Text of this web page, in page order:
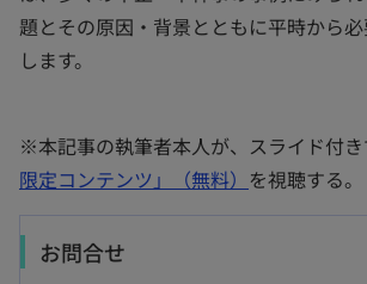
題とその原因・背景とともに平時から
します。
※本記事の執筆者本人が、スライド付
限定コンテンツ」（無料） 新
を視聴する。
お問合せ